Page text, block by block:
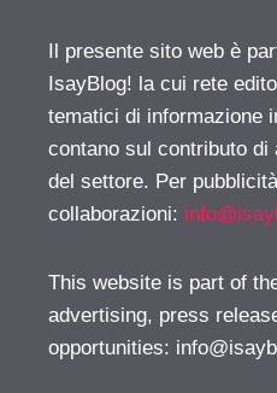
Il presente sito web è
IsayBlog! la cui rete
tematici di informazione
contano sul contributo di
del settore. Per
collaborazioni:
This website is part of
advertising, press
opportunities: